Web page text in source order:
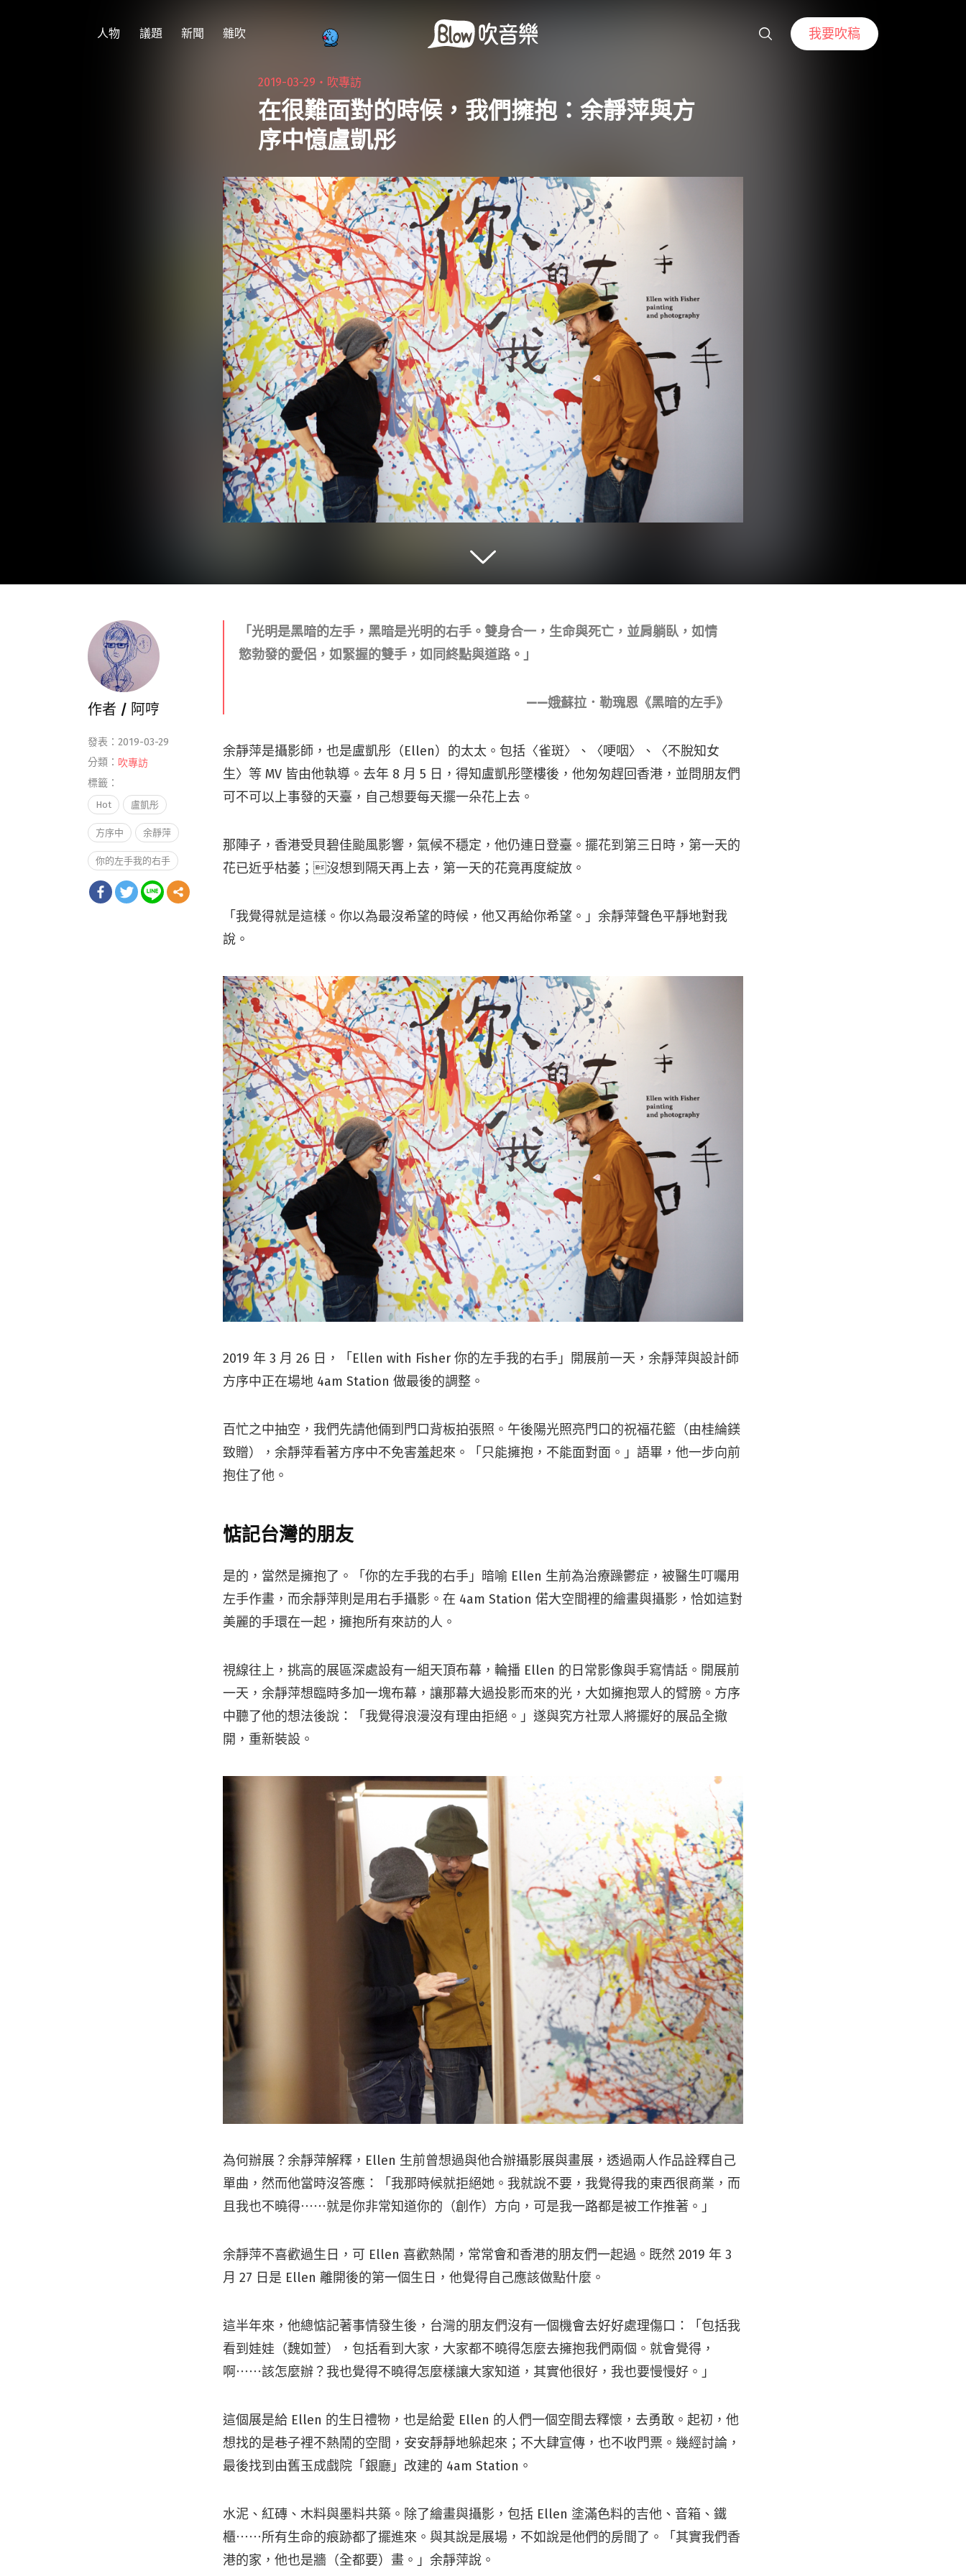
人物 議題 新聞 雜吹 我要吹稿
2019-03-29・ 吹專訪
在很難面對的時候，我們擁抱：余靜萍與方
序中憶盧凱彤
「光明是黑暗的左手，黑暗是光明的右手。雙身合一，生命與死亡，並肩躺臥，如情
慾勃發的愛侶，如緊握的雙手，如同終點與道路。」
——娥蘇拉．勒瑰恩《黑暗的左手》
余靜萍是攝影師，也是盧凱彤（Ellen）的太太。包括〈雀斑〉、〈哽咽〉、〈不脫知女
生〉等 MV 皆由他執導。去年 8 月 5 日，得知盧凱彤墜樓後，他匆匆趕回香港，並問朋友們
可不可以上事發的天臺，自己想要每天擺一朵花上去。
那陣子，香港受貝碧佳颱風影響，氣候不穩定，他仍連日登臺。擺花到第三日時，第一天的
花已近乎枯萎；沒想到隔天再上去，第一天的花竟再度綻放。
「我覺得就是這樣。你以為最沒希望的時候，他又再給你希望。」余靜萍聲色平靜地對我
說。
2019 年 3 月 26 日，「Ellen with Fisher 你的左手我的右手」開展前一天，余靜萍與設計師
方序中正在場地 4am Station 做最後的調整。
百忙之中抽空，我們先請他倆到門口背板拍張照。午後陽光照亮門口的祝福花籃（由桂綸鎂
致贈），余靜萍看著方序中不免害羞起來。「只能擁抱，不能面對面。」語畢，他一步向前
抱住了他。
惦記台灣的朋友
是的，當然是擁抱了。「你的左手我的右手」暗喻 Ellen 生前為治療躁鬱症，被醫生叮囑用
左手作畫，而余靜萍則是用右手攝影。在 4am Station 偌大空間裡的繪畫與攝影，恰如這對
美麗的手環在一起，擁抱所有來訪的人。
視線往上，挑高的展區深處設有一組天頂布幕，輪播 Ellen 的日常影像與手寫情話。開展前
一天，余靜萍想臨時多加一塊布幕，讓那幕大過投影而來的光，大如擁抱眾人的臂膀。方序
中聽了他的想法後說：「我覺得浪漫沒有理由拒絕。」遂與究方社眾人將擺好的展品全撤
開，重新裝設。
為何辦展？余靜萍解釋，Ellen 生前曾想過與他合辦攝影展與畫展，透過兩人作品詮釋自己
單曲，然而他當時沒答應：「我那時候就拒絕她。我就說不要，我覺得我的東西很商業，而
且我也不曉得⋯⋯就是你非常知道你的（創作）方向，可是我一路都是被工作推著。」
余靜萍不喜歡過生日，可 Ellen 喜歡熱鬧，常常會和香港的朋友們一起過。既然 2019 年 3
月 27 日是 Ellen 離開後的第一個生日，他覺得自己應該做點什麼。
這半年來，他總惦記著事情發生後，台灣的朋友們沒有一個機會去好好處理傷口：「包括我
看到娃娃（魏如萱），包括看到大家，大家都不曉得怎麼去擁抱我們兩個。就會覺得，
啊⋯⋯該怎麼辦？我也覺得不曉得怎麼樣讓大家知道，其實他很好，我也要慢慢好。」
這個展是給 Ellen 的生日禮物，也是給愛 Ellen 的人們一個空間去釋懷，去勇敢。起初，他
想找的是巷子裡不熱鬧的空間，安安靜靜地躲起來；不大肆宣傳，也不收門票。幾經討論，
最後找到由舊玉成戲院「銀廳」改建的 4am Station。
水泥、紅磚、木料與墨料共築。除了繪畫與攝影，包括 Ellen 塗滿色料的吉他、音箱、鐵
櫃⋯⋯所有生命的痕跡都了擺進來。與其說是展場，不如說是他們的房間了。「其實我們香
港的家，他也是牆（全都要）畫。」余靜萍說。
作者 / 阿哼
發表：2019-03-29
分類： 吹專訪
標籤：
Hot 盧凱彤
方序中 余靜萍
你的左手我的右手